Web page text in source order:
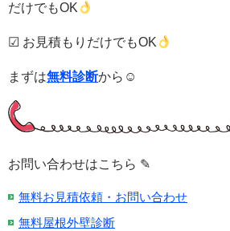
だけでもOK
☑ お見積もりだけでもOK
まずは無料診断から☺
お問い合わせはこちら ✎
無料お見積依頼・お問い合わせ
無料屋根外壁診断